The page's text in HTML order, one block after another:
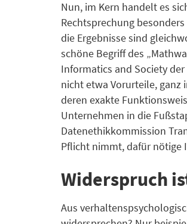
Nun, im Kern handelt es
Rechtsprechung
die Ergebnisse sind
schöne Begriff des
Informatics and Society
nicht etwa Vorurteile, ganz
deren exakte
Unternehmen in die
Datenethikkommission
Pflicht nimmt, dafür nötige
Widerspruch
Aus